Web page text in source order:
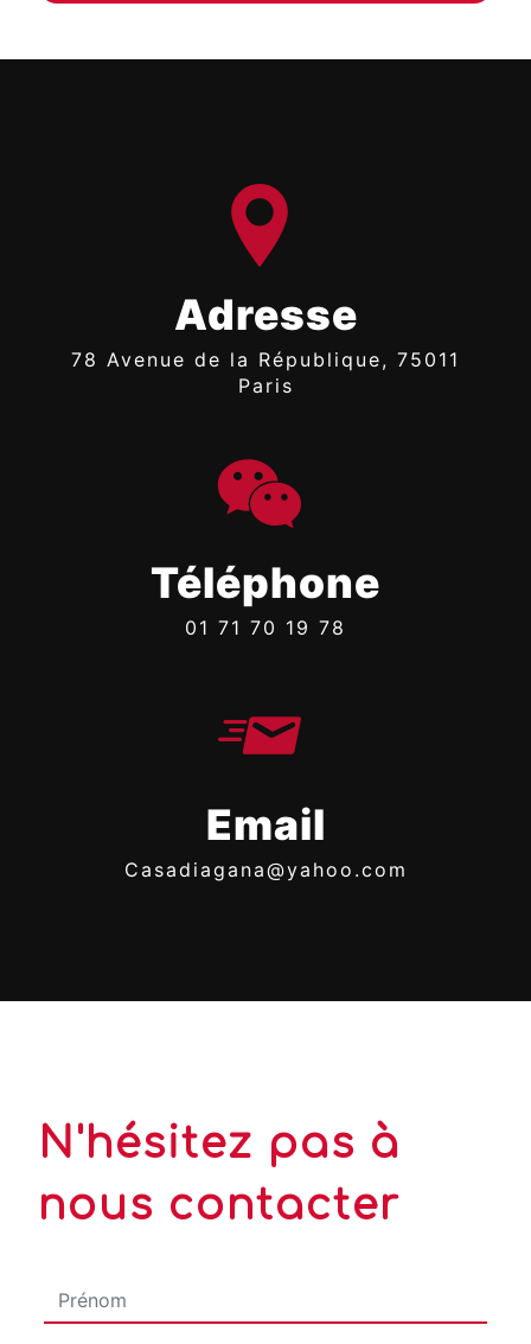
Adresse
78 Avenue de la République, 75011
Paris
Téléphone
01 71 70 19 78
Email
casadiagana@yahoo.com
N'hésitez pas à
nous contacter